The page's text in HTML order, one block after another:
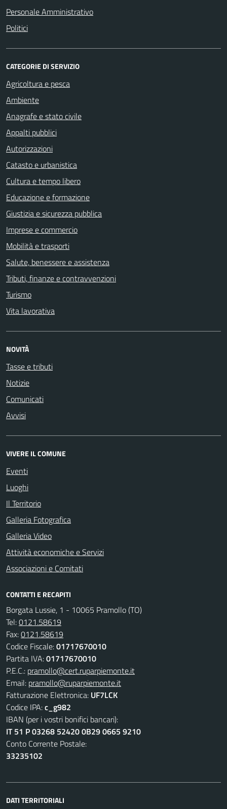
Personale Amministrativo
Politici
CATEGORIE DI SERVIZIO
Agricoltura e pesca
Ambiente
Anagrafe e stato civile
Appalti pubblici
Autorizzazioni
Catasto e urbanistica
Cultura e tempo libero
Educazione e formazione
Giustizia e sicurezza pubblica
Imprese e commercio
Mobilità e trasporti
Salute, benessere e assistenza
Tributi, finanze e contravvenzioni
Turismo
Vita lavorativa
NOVITÀ
Tasse e tributi
Notizie
Comunicati
Avvisi
VIVERE IL COMUNE
Eventi
Luoghi
Il Territorio
Galleria Fotografica
Galleria Video
Attività economiche e Servizi
Associazioni e Comitati
CONTATTI E RECAPITI
Borgata Lussie, 1 - 10065 Pramollo (TO)
Tel:0121.58619
Fax:0121.58619
Codice Fiscale:01717670010
Partita IVA:01717670010
P.E.C.: pramollo@cert.ruparpiemonte.it
Email: pramollo@ruparpiemonte.it
Fatturazione Elettronica: UF7LCK
Codice IPA:c_g982
IBAN (per i vostri bonifici bancari):
IT 51 P 03268 52420 0B29 0665 9210
Conto Corrente Postale:
33235102
DATI TERRITORIALI